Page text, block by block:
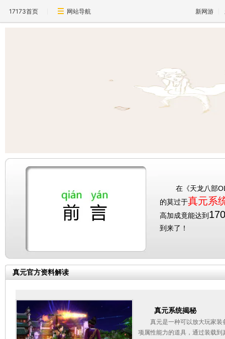
17173首页 网站导航 新网游
在《天龙八部OL
的莫过于真元系
高加成竟能达到
到来了！
真元官方资料解读
真元系统揭秘
真元是一种可以放大玩家装
项属性能力的道具，通过装载到